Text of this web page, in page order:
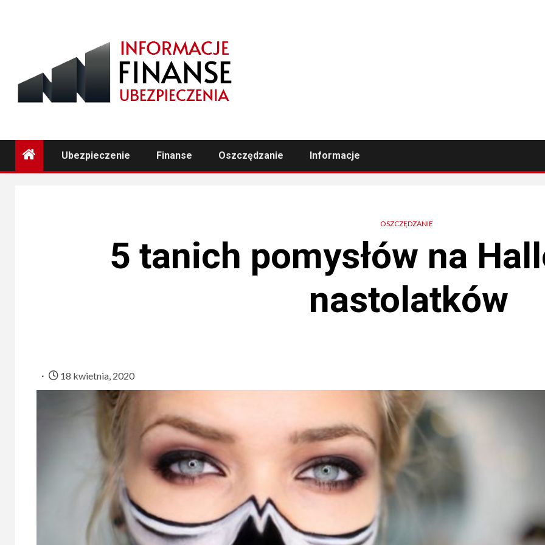
Ubezpieczenie Finanse Oszczędzanie Informacje
OSZCZĘDZANIE
5 tanich pomysłów na
nastolatków
18 kwietnia, 2020
Ile trzeba czekać
na
Jak Skutecznie
Negocjować z